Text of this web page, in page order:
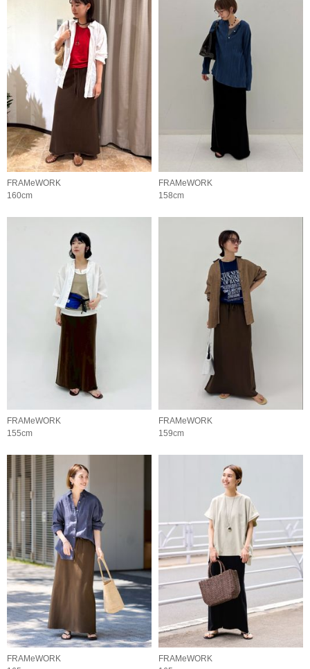
FRAMeWORK
160cm
FRAMeWORK
158cm
FRAMeWORK
155cm
FRAMeWORK
159cm
FRAMeWORK
FRAMeWORK